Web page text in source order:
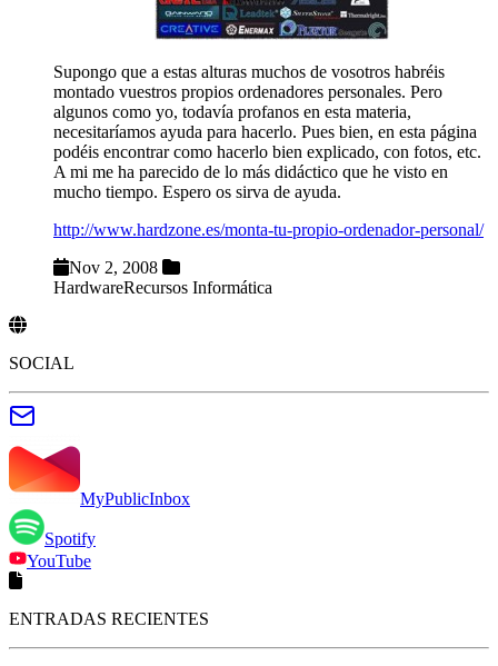
Supongo que a estas alturas muchos de vosotros habréis
montado vuestros propios ordenadores personales. Pero
algunos como yo, todavía profanos en esta materia,
necesitaríamos ayuda para hacerlo. Pues bien, en esta página
podéis encontrar como hacerlo bien explicado, con fotos, etc.
A mi me ha parecido de lo más didáctico que he visto en
mucho tiempo. Espero os sirva de ayuda.
http://www.hardzone.es/monta-tu-propio-ordenador-personal/
Nov 2, 2008
HardwareRecursos Informática
SOCIAL
MyPublicInbox
Spotify
YouTube
ENTRADAS RECIENTES